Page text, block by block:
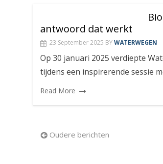
antwoord dat werkt
23 September 2025 BYWATERWEGEN
Op 30 januari 2025 verdiepte
tijdens een inspirerende sessie
Read More
Berichten
Oudere berichten